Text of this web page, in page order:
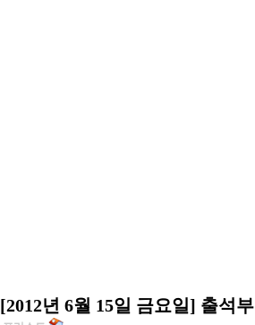
[2012년 6월 15일 금요일] 출석부